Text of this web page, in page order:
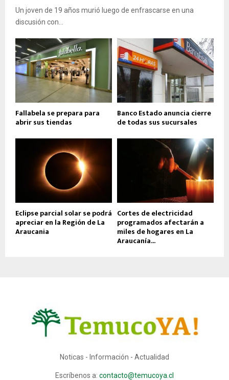
Un joven de 19 años murió luego de enfrascarse en una
discusión con...
Fallabela se prepara para
abrir sus tiendas
Banco Estado anuncia cierre
de todas sus sucursales
Eclipse parcial solar se podrá
apreciar en la Región de La
Araucania
Cortes de electricidad
programados afectarán a
miles de hogares en La
Araucanía...
Noticas - Información - Actualidad
Escríbenos a: contacto@temucoya.cl